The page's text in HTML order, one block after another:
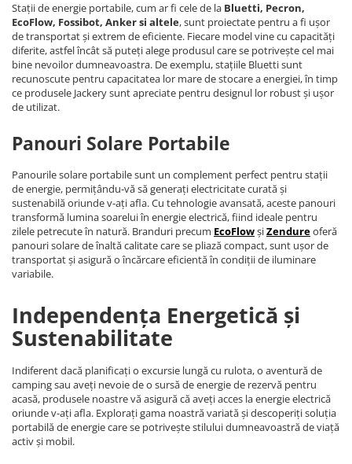
Stații de energie portabile, cum ar fi cele de la Bluetti, Pecron,
EcoFlow, Fossibot, Anker si altele, sunt proiectate pentru a fi ușor
de transportat și extrem de eficiente. Fiecare model vine cu capacități
diferite, astfel încât să puteți alege produsul care se potrivește cel mai
bine nevoilor dumneavoastra. De exemplu, stațiile Bluetti sunt
recunoscute pentru capacitatea lor mare de stocare a energiei, în timp
ce produsele Jackery sunt apreciate pentru designul lor robust și ușor
de utilizat.
Panouri Solare Portabile
Panourile solare portabile sunt un complement perfect pentru stații
de energie, permițându-vă să generați electricitate curată și
sustenabilă oriunde v-ați afla. Cu tehnologie avansată, aceste panouri
transformă lumina soarelui în energie electrică, fiind ideale pentru
zilele petrecute în natură. Branduri precum EcoFlowșiZendureoferă
panouri solare de înaltă calitate care se pliază compact, sunt ușor de
transportat și asigură o încărcare eficientă în condiții de iluminare
variabile.
Independența Energetică și
Sustenabilitate
Indiferent dacă planificați o excursie lungă cu rulota, o aventură de
camping sau aveți nevoie de o sursă de energie de rezervă pentru
acasă, produsele noastre vă asigură că aveți acces la energie electrică
oriunde v-ați afla. Explorați gama noastră variată și descoperiți soluția
portabilă de energie care se potrivește stilului dumneavoastră de viață
activ și mobil.